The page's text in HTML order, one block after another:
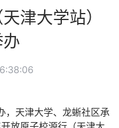
津大学站）
，天津大学、龙蜥社区承